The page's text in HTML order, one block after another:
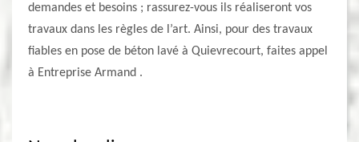
demandes et besoins ; rassurez-vous ils réaliseront vos
travaux dans les règles de l’art. Ainsi, pour des travaux
fiables en pose de béton lavé à Quievrecourt, faites appel
à Entreprise Armand .